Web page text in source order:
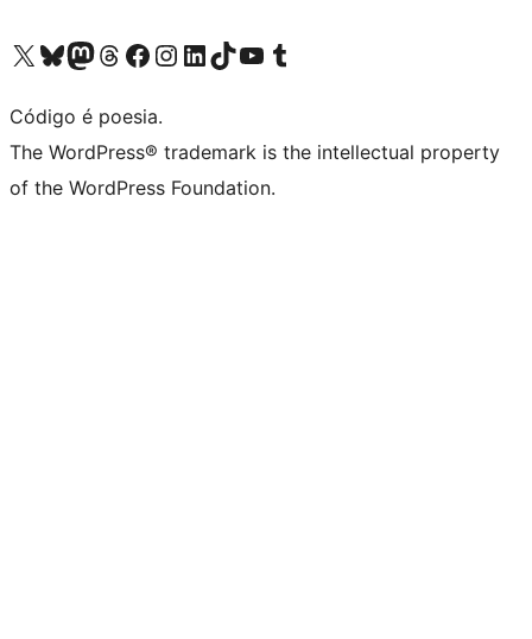
Visite a nossa conta X (antigo Twitter)
Visit our Bluesky account
Visit our Mastodon account
Visit our Threads account
Visite a nossa página do Facebook
Visite a nossa conta no Instagram
Visite a nossa conta no LinkedIn
Visit our TikTok account
Visit our YouTube channel
Visit our Tumblr account
Código é poesia.
The WordPress® trademark is the intellectual property
of the WordPress Foundation.